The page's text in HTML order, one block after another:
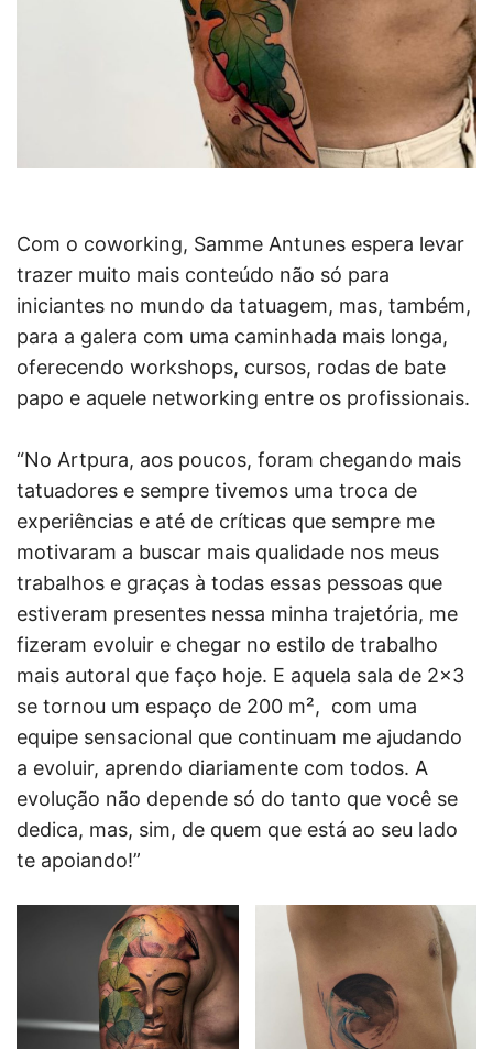
Com o coworking, Samme Antunes espera levar
trazer muito mais conteúdo não só para
iniciantes no mundo da tatuagem, mas, também,
para a galera com uma caminhada mais longa,
oferecendo workshops, cursos, rodas de bate
papo e aquele networking entre os profissionais.
“No Artpura, aos poucos, foram chegando mais
tatuadores e sempre tivemos uma troca de
experiências e até de críticas que sempre me
motivaram a buscar mais qualidade nos meus
trabalhos e graças à todas essas pessoas que
estiveram presentes nessa minha trajetória, me
fizeram evoluir e chegar no estilo de trabalho
mais autoral que faço hoje. E aquela sala de 2×3
se tornou um espaço de 200 m², com uma
equipe sensacional que continuam me ajudando
a evoluir, aprendo diariamente com todos. A
evolução não depende só do tanto que você se
dedica, mas, sim, de quem que está ao seu lado
te apoiando!”